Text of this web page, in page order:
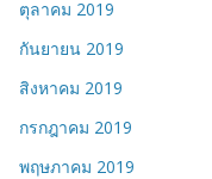
ตุลาคม 2019
กันยายน 2019
สิงหาคม 2019
กรกฎาคม 2019
พฤษภาคม 2019